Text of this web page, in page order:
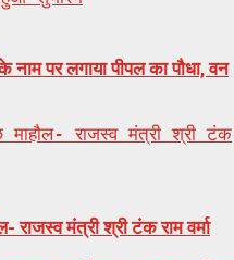
नाम पर लगाया पीपल का पौधा, वन
माहौल- राजस्व मंत्री श्री टंक
राजस्व मंत्री श्री टंक राम वर्मा